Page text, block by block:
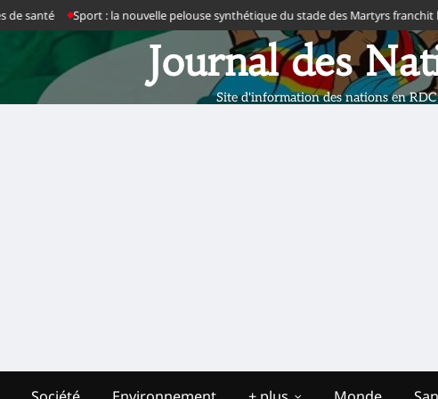
Sport : la nouvelle pelouse synthétique du stade des Martyrs franchit l’étape de
Journal des
Site d'information des nations en RDC